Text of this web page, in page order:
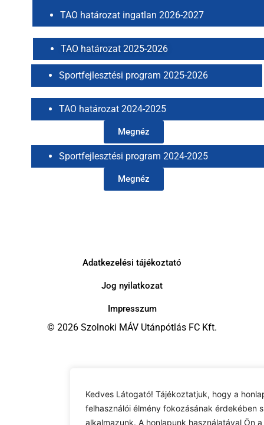
Kedves Látogató! Tájékoztatjuk, hogy a
felhasználói élmény fokozásának érdekében
alkalmazunk. A honlapunk használatával Ön a
TAO határozat ingatlan 2026-2027
TAO határozat 2025-2026
Sportfejlesztési program 2025-2026
TAO határozat 2024-2025
Megnéz
Sportfejlesztési program 2024-2025
Megnéz
Adatkezelési tájékoztató
Jog nyilatkozat
Impresszum
© 2026 Szolnoki MÁV Utánpótlás FC Kft.